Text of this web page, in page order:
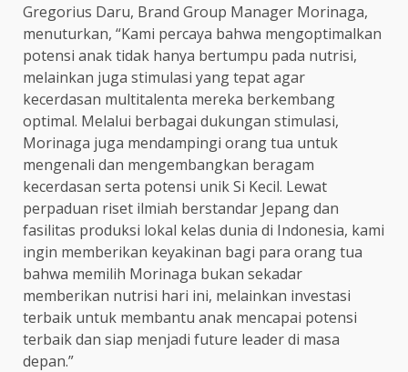
Gregorius Daru, Brand Group Manager Morinaga,
menuturkan, “Kami percaya bahwa mengoptimalkan
potensi anak tidak hanya bertumpu pada nutrisi,
melainkan juga stimulasi yang tepat agar
kecerdasan multitalenta mereka berkembang
optimal. Melalui berbagai dukungan stimulasi,
Morinaga juga mendampingi orang tua untuk
mengenali dan mengembangkan beragam
kecerdasan serta potensi unik Si Kecil. Lewat
perpaduan riset ilmiah berstandar Jepang dan
fasilitas produksi lokal kelas dunia di Indonesia, kami
ingin memberikan keyakinan bagi para orang tua
bahwa memilih Morinaga bukan sekadar
memberikan nutrisi hari ini, melainkan investasi
terbaik untuk membantu anak mencapai potensi
terbaik dan siap menjadi future leader di masa
depan.”